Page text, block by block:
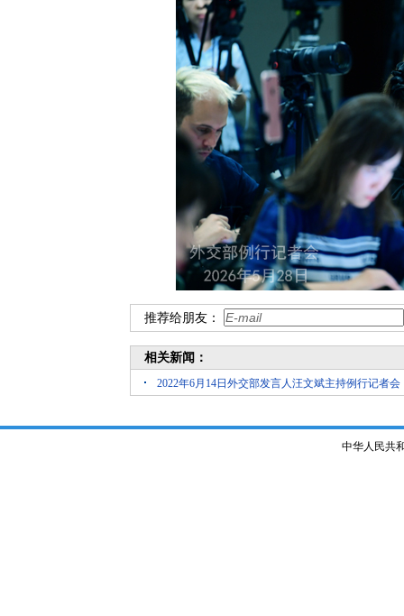
推荐给朋友：
相关新闻：
2022年6月14日外交部发言人汪文斌主持例行记者会
中华人民共